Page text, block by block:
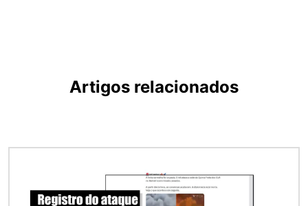
Artigos relacionados